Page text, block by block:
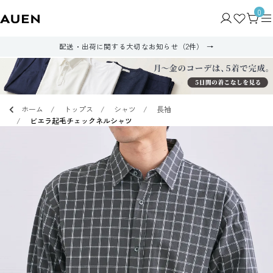
0
配送・出荷に関する大切なお知らせ（2件）
ホーム トップス シャツ
長袖
ビエラ起毛チェックネルシャツ